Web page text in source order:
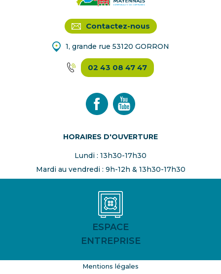
Contactez-nous
1, grande rue 53120 GORRON
02 43 08 47 47
HORAIRES D'OUVERTURE
Lundi : 13h30-17h30
Mardi au vendredi : 9h-12h & 13h30-17h30
ESPACE
ENTREPRISE
Mentions légales